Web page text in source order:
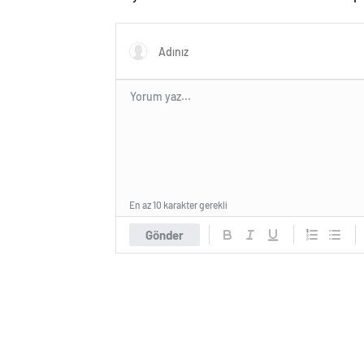
Gönder
En az 10 karakter gerekli